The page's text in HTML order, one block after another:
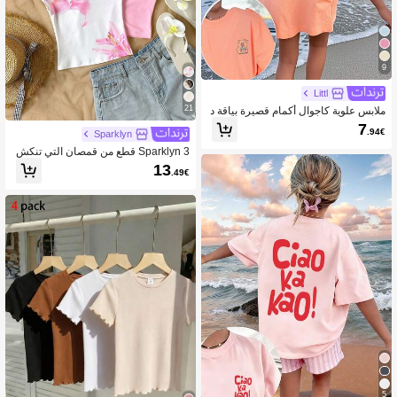
9
Littl
ملابس علوية كاجوال أكمام قصيرة بياقة د
ائرية مع طباعة برتقالية مناسب للبنات وال
مراهقات الطالبات خلال فصل الصيف
7 .94€
5
21
Sparklyn
Sparklyn 3 قطع من قمصان التي تنكش
ف الكتف مناسبة للمراهقات، مطابقة اللي
اقة، قمصان صيفية، متعددة القطع والألوا
13.49€